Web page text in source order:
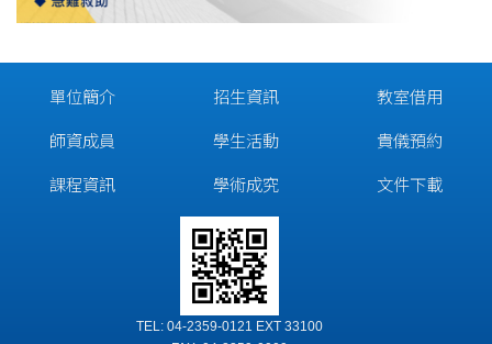
單位簡介
師資成員
課程資訊
招生資訊
學生活動
學術成究
教室借用
貴儀預約
文件下載
TEL: 04-2359-0121 EXT 33100